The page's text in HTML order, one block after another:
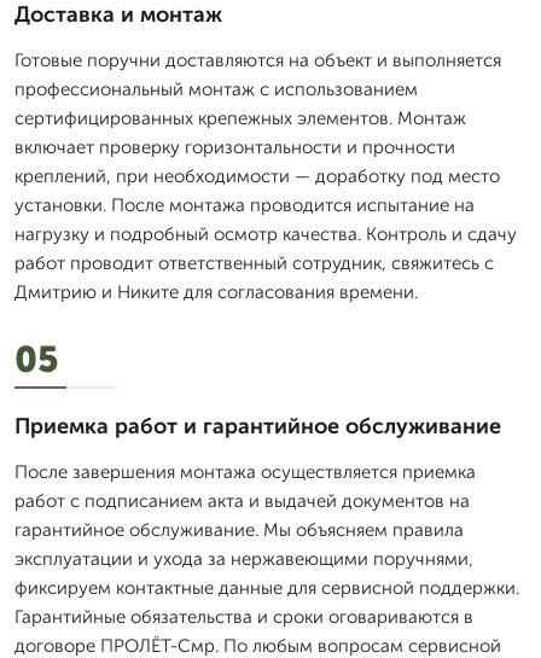
Доставка и монтаж
Готовые поручни доставляются на объект и выполняется
профессиональный монтаж с использованием
сертифицированных крепежных элементов. Монтаж
включает проверку горизонтальности и прочности
креплений, при необходимости — доработку под место
установки. После монтажа проводится испытание на
нагрузку и подробный осмотр качества. Контроль и сдачу
работ проводит ответственный сотрудник, свяжитесь с
Дмитрию и Никите для согласования времени.
05
Приемка работ и гарантийное обслуживание
После завершения монтажа осуществляется приемка
работ с подписанием акта и выдачей документов на
гарантийное обслуживание. Мы объясняем правила
эксплуатации и ухода за нержавеющими поручнями,
фиксируем контактные данные для сервисной поддержки.
Гарантийные обязательства и сроки оговариваются в
договоре ПРОЛЁТ-Смр. По любым вопросам сервисной